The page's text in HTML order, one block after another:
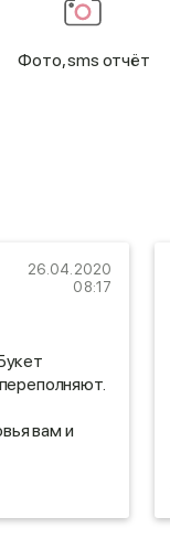
Фото, sms отчёт
26.04.2020
08:17
вам и